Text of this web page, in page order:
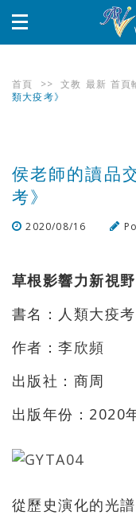
首頁 >> 文教 最新 首頁
類大疫考》
侯老師的讀品
考》
2020/08/16
草根影響力新視
書名：人類大疫考
作者：李欣頻
出版社：商周
出版年份：2020
從歷史演化的光